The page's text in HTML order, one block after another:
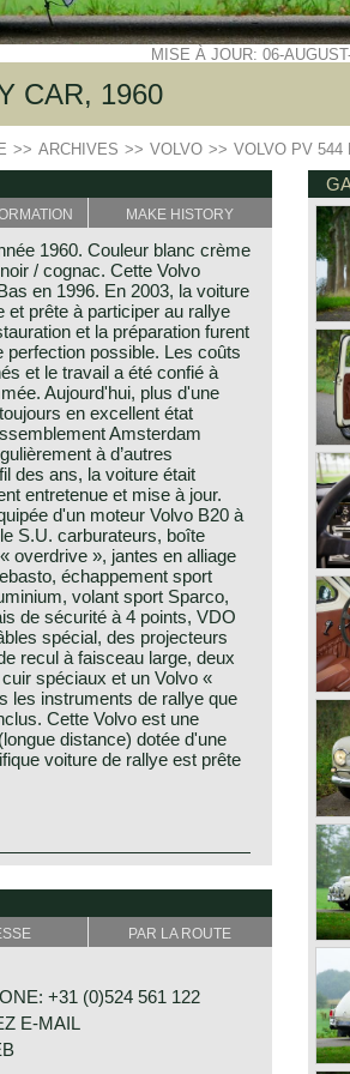
MISE À JOUR: 06-
CAR, 1960
>> ARCHIVES >> VOLVO >> VOLVO PV 544
MAKE HISTORY
1960. Couleur blanc crème
/ cognac. Cette Volvo
en 1996. En 2003, la voiture
et prête à participer au rallye
et la préparation furent
perfection possible. Les coûts
et le travail a été confié à
Aujourd'hui, plus d'une
en excellent état
Amsterdam
à d’autres
des ans, la voiture était
entretenue et mise à jour.
d'un moteur Volvo B20 à
S.U. carburateurs, boîte
overdrive », jantes en alliage
échappement sport
volant sport Sparco,
de sécurité à 4 points, VDO
spécial, des projecteurs
recul à faisceau large, deux
spéciaux et un Volvo «
les instruments de rallye que
Cette Volvo est une
distance) dotée d'une
voiture de rallye est prête
PAR LA ROUTE
+31 (0)524 561 122
E-MAIL